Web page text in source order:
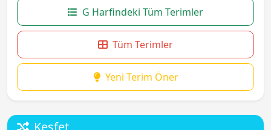
G Harfindeki Tüm Terimler
Tüm Terimler
Yeni Terim Öner
Keşfet